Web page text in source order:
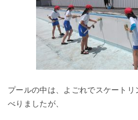
プールの中は、よごれでスケートリ
べりましたが、